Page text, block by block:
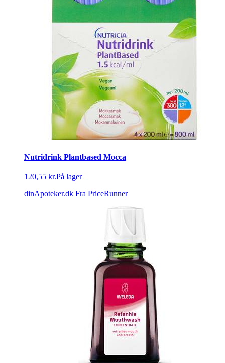
Nutridrink Plantbased Mocca
120,55 kr.På lager
dinApoteker.dk Fra PriceRunner